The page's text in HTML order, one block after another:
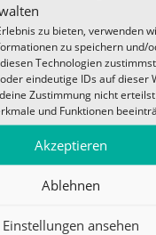
zu bieten, verwenden
zu speichern und/
Technologien
eindeutige IDs auf dieser
Zustimmung nicht
und Funktionen
Akzeptieren
Ablehnen
Einstellungen ansehen